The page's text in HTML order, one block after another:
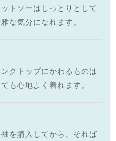
トソーはしっとりとして
な気分になれます。
クトップにかわるものは
も心地よく着れます。
を購入してから、それば